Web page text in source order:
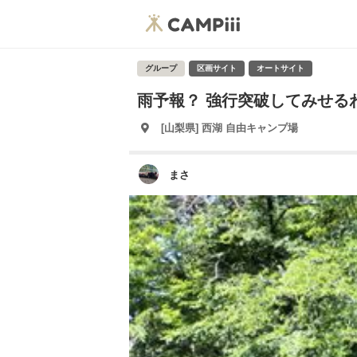
グループ 区画サイト オートサイト
雨予報？ 強行突破してみせる
[山梨県] 西湖 自由キャンプ場
まさ